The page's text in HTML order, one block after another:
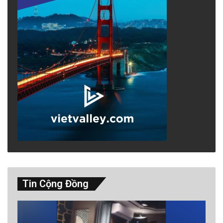
khỏe thể chất và tinh thần khi về già.
Các nhà khoa học ngày càng tìm thấy nhiều
bằng chứng cho thấy tập thể dục tối thiểu vẫn
tốt hơn là không tập thể dục vì ngay cả mức
độ hoạt động thể chất thấp cũng mang lại lợi
ích sức khỏe đáng kể. Tham gia vào các hoạt
động nhẹ nhàng như đi bộ hoặc đứng sẽ làm
giảm nguy cơ mắc các bệnh mãn tính, cải
lũy góp phần mang lại một cuộc sống lâu dài
hơn, khỏe mạnh hơn, chứng tỏ mỗi cử động
Tin Cộng Đồng